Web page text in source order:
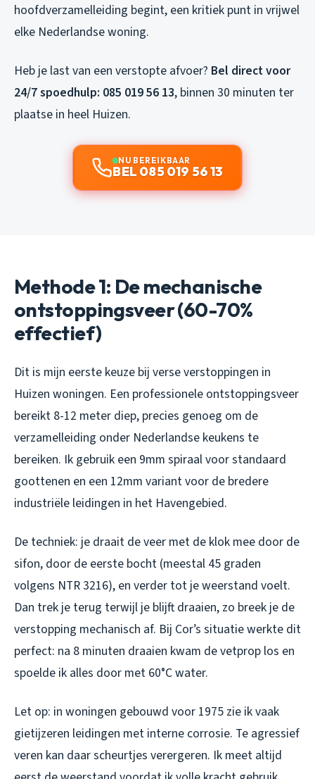
hoofdverzamelleiding begint, een kritiek punt in vrijwel
elke Nederlandse woning.
Heb je last van een verstopte afvoer? Bel direct voor
24/7 spoedhulp: 085 019 56 13, binnen 30 minuten ter
plaatse in heel Huizen.
NU BEREIKBAAR
BEL 085 019 56 13
Methode 1: De mechanische
ontstoppingsveer (60-70%
effectief)
Dit is mijn eerste keuze bij verse verstoppingen in
Huizen woningen. Een professionele ontstoppingsveer
bereikt 8-12 meter diep, precies genoeg om de
verzamelleiding onder Nederlandse keukens te
bereiken. Ik gebruik een 9mm spiraal voor standaard
goottenen en een 12mm variant voor de bredere
industriële leidingen in het Havengebied.
De techniek: je draait de veer met de klok mee door de
sifon, door de eerste bocht (meestal 45 graden
volgens NTR 3216), en verder tot je weerstand voelt.
Dan trek je terug terwijl je blijft draaien, zo breek je de
verstopping mechanisch af. Bij Cor’s situatie werkte dit
perfect: na 8 minuten draaien kwam de vetprop los en
spoelde ik alles door met 60°C water.
Let op: in woningen gebouwd voor 1975 zie ik vaak
gietijzeren leidingen met interne corrosie. Te agressief
veren kan daar scheurtjes verergeren. Ik meet altijd